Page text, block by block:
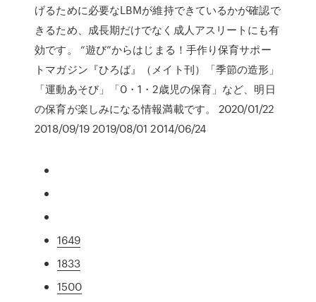
げるために必要なLBMが維持できているかが確認で
きるため、成長期だけでなく成人アスリートにも有
効です。 “遊び”からはじまる！手作り保育サポー
トマガジン『ひろば』（メイト刊）「季節の造形」
「運動あそび」「0・1・2歳児の保育」など、明日
の保育が楽しみになる情報満載です。 2020/01/22
2018/09/19 2019/08/01 2014/06/24
1649
1833
1500